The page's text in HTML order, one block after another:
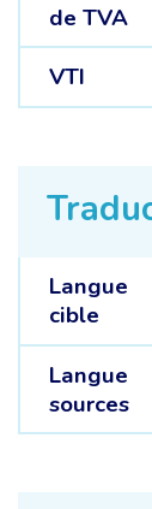
de TVA
VTI
Langue
cible
Langue
sources